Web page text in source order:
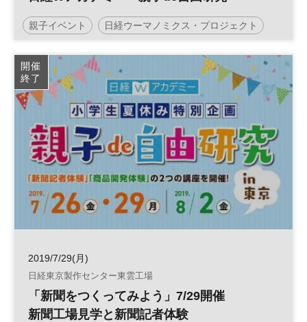
親子イベント 日経ウーマノミクス・プロジェクト
日経Wアカデミー
開催
終了
2019/7/29(月)
日経東京製作センター東雲工場
「新聞をつくってみよう」7/29開催
新聞工場見学と新聞記者体験